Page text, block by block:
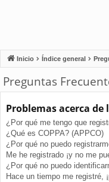
Inicio Índice general
Preguntas
Problemas acerca
¿Por qué me tengo que
¿Qué es COPPA? (APPCO)
¿Por qué no puedo
Me he registrado ¡y no me
¿Por qué no puedo
Hace un tiempo me registré,